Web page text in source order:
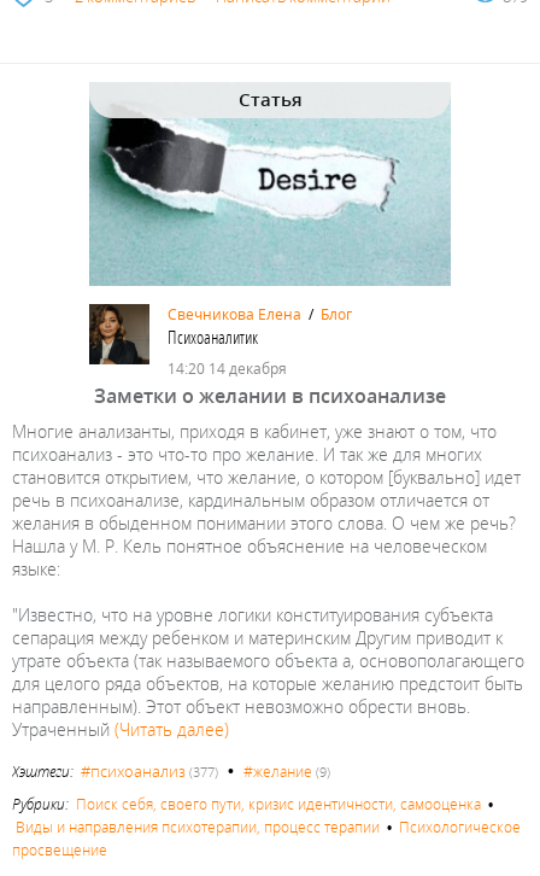
Статья
Свечникова Елена / Блог
Психоаналитик
14:20 14 декабря
Заметки о желании в психоанализе
Многие анализанты, приходя в кабинет, уже знают о том, что
психоанализ - это что-то про желание. И так же для многих
становится открытием, что желание, о котором [буквально] идет
речь в психоанализе, кардинальным образом отличается от
желания в обыденном понимании этого слова. О чем же речь?
Нашла у М. Р. Кель понятное объяснение на человеческом
языке:
"Известно, что на уровне логики конституирования субъекта
сепарация между ребенком и материнским Другим приводит к
утрате объекта (так называемого объекта а, основополагающего
для целого ряда объектов, на которые желанию предстоит быть
направленным). Этот объект невозможно обрести вновь.
Утраченный (Читать далее)
Хэштеги: #психоанализ (377) • #желание (9)
Рубрики: Поиск себя, своего пути, кризис идентичности, самооценка •
Виды и направления психотерапии, процесс терапии • Психологическое
просвещение